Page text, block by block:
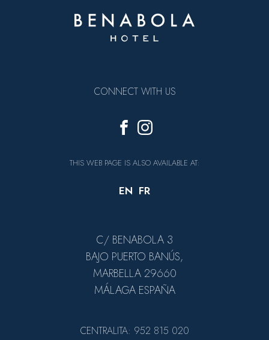
C/ BENABOLA 3
BAJO PUERTO BANÚS,
MARBELLA 29660
MÁLAGA ESPAÑA
CONNECT WITH US
THIS WEB PAGE IS ALSO AVAILABLE AT:
EN FR
CENTRALITA: 952 815 020